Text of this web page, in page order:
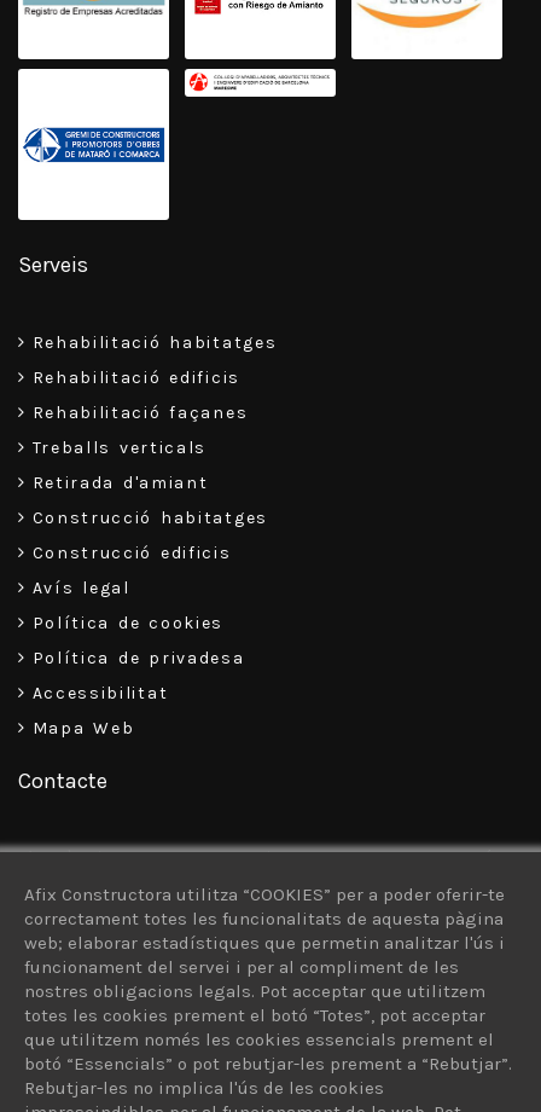
Serveis
Rehabilitació habitatges
Rehabilitació edificis
Rehabilitació façanes
Treballs verticals
Retirada d'amiant
Construcció habitatges
Construcció edificis
Avís legal
Política de cookies
Política de privadesa
Accessibilitat
Mapa Web
Contacte
C\ Pizarro, 34-38, Baixos – 08302 – Mataró
93 757 30 13
616 926 103
afix@afixconstructora.com
Afix Constructora utilitza “COOKIES” per a poder oferir-te
correctament totes les funcionalitats de aquesta pàgina
web; elaborar estadístiques que permetin analitzar l'ús i
funcionament del servei i per al compliment de les
nostres obligacions legals. Pot acceptar que utilitzem
totes les cookies prement el botó “Totes”, pot acceptar
que utilitzem només les cookies essencials prement el
botó “Essencials” o pot rebutjar-les prement a “Rebutjar”.
Rebutjar-les no implica l'ús de les cookies